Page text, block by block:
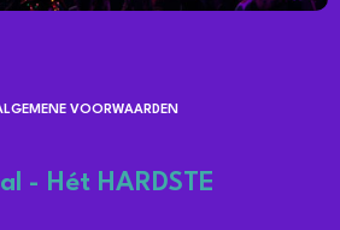
VOORWAARDEN
- Hét HARDSTE